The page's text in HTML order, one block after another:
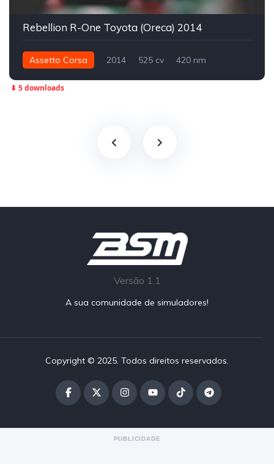
Rebellion R-One Toyota (Oreca) 2014
Assetto Corsa 2014 525 cv
420 nm
⬇ 5 downloads
Versão 1.1
A sua comunidade de simuladores!
Copyright © 2025. Todos direitos reservados.
PUBLICIDADE